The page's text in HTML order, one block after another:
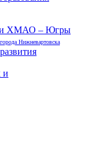
ХМАО – Югры
Нижневартовска
и